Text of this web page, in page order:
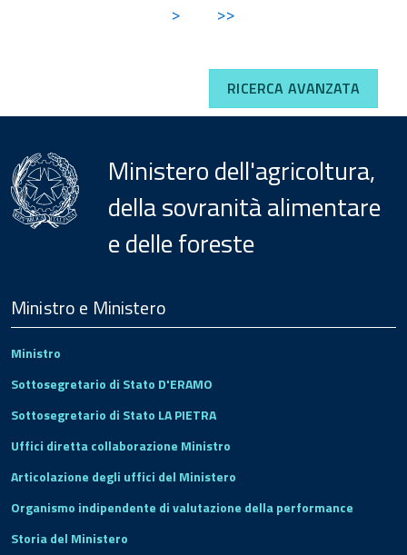
> >>
RICERCA AVANZATA
Ministero dell'agricoltura,
della sovranità alimentare
e delle foreste
Footer
Ministro e Ministero
Ministro
Sottosegretario di Stato D'ERAMO
Sottosegretario di Stato LA PIETRA
Uffici diretta collaborazione Ministro
Articolazione degli uffici del Ministero
Organismo indipendente di valutazione della performance
Storia del Ministero